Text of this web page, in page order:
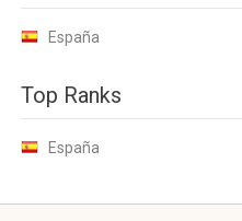
España
Top Ranks
España